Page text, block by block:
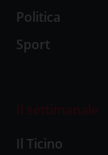
Politica
Sport
Il settimanale
Il Ticino